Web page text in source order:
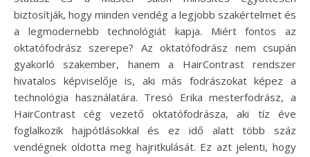
biztosítják, hogy minden vendég a legjobb szakértelmet és
a legmodernebb technológiát kapja. Miért fontos az
oktatófodrász szerepe? Az oktatófodrász nem csupán
gyakorló szakember, hanem a HairContrast rendszer
hivatalos képviselője is, aki más fodrászokat képez a
technológia használatára. Tresó Erika mesterfodrász, a
HairContrast cég vezető oktatófodrásza, aki tíz éve
foglalkozik hajpótlásokkal és ez idő alatt több száz
vendégnek oldotta meg hajritkulását. Ez azt jelenti, hogy